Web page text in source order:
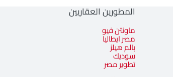
المطورين العقاريين
ماونتن فيو
مصر ايطاليا
بالم هيلز
سوديك
تطوير مصر